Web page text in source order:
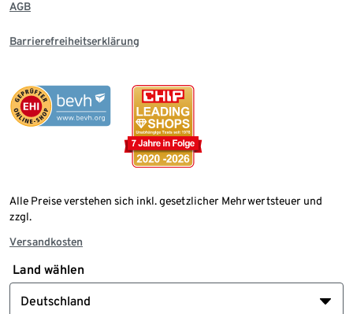
AGB
Barrierefreiheitserklärung
Alle Preise verstehen sich inkl. gesetzlicher Mehrwertsteuer und
zzgl.
Versandkosten
Land wählen
Deutschland